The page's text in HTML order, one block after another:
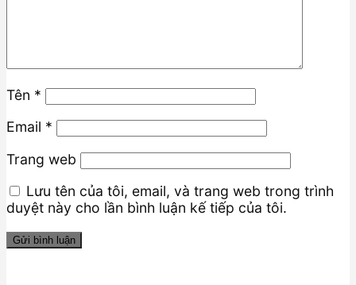
Tên *
Email *
Trang web
Lưu tên của tôi, email, và trang web trong trình
duyệt này cho lần bình luận kế tiếp của tôi.